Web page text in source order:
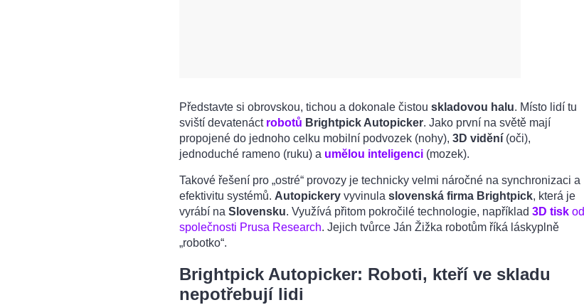
Představte si obrovskou, tichou a dokonale čistou skladovou halu. Místo lidí tu
sviští devatenáct robotů Brightpick Autopicker. Jako první na světě mají
propojené do jednoho celku mobilní podvozek (nohy), 3D vidění (oči),
jednoduché rameno (ruku) a umělou inteligenci (mozek).
Takové řešení pro „ostré“ provozy je technicky velmi náročné na synchronizaci a
efektivitu systémů. Autopickery vyvinula slovenská firma Brightpick, která je
vyrábí na Slovensku. Využívá přitom pokročilé technologie, například 3D tisk od
společnosti Prusa Research. Jejich tvůrce Ján Žižka robotům říká láskyplně
„robotko“.
Brightpick Autopicker: Roboti, kteří ve skladu
nepotřebují lidi